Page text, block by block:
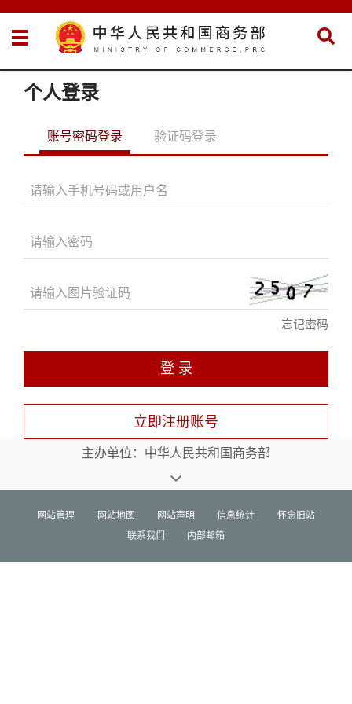
个人登录
账号密码登录 验证码登录
忘记密码
登 录
立即注册账号
主办单位：中华人民共和国商务部
网站管理 网站地图 网站声明 信息统计
怀念旧站
联系我们
内部邮箱